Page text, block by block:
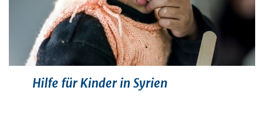
Hilfe für Kinder in Syrien